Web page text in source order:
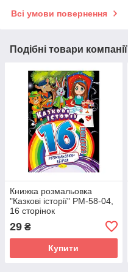
Всі умови повернення
Подібні товари компанії
Книжка розмальовка
"Казкові історії" РМ-58-04,
16 сторінок
29 ₴
Купити